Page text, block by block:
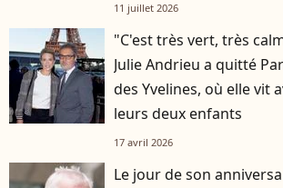
11 juillet 2026
"C'est très vert, très
Julie Andrieu a quitté
des Yvelines, où elle vit
leurs deux enfants
17 avril 2026
Le jour de son